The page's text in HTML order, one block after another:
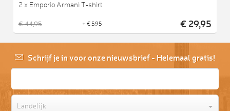
2 x Emporio Armani T-shirt
€ 44,95 + € 5,95 € 29,95
Schrijf je in voor onze nieuwsbrief - Helemaal gratis!
Landelijk